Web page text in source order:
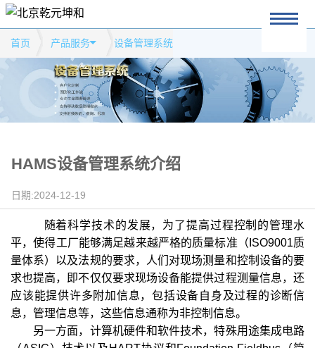
首页 产品服务 设备管理系统
HAMS设备管理系统介绍
日期:2024-12-19
随着科学技术的发展，为了提高过程控制的管理水
平，使得工厂能够满足越来越严格的质量标准（ISO9001质
量体系）以及法规的要求，人们对现场测量和控制设备的要
求也提高，即不仅仅要求现场设备能提供过程测量信息，还
应该能提供许多附加信息，包括设备自身及过程的诊断信
息，管理信息等，这些信息通称为非控制信息。
另一方面，计算机硬件和软件技术，特殊用途集成电路